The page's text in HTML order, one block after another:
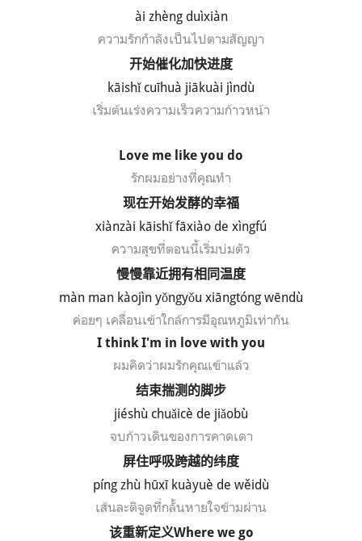
ài zhèng duìxiàn
ความรักกำลังเป็นไปตามสัญญา
开始催化加快进度
kāishǐ cuīhuà jiākuài jìndù
เริ่มต้นเร่งความเร็วความก้าวหน้า
Love me like you do
รักผมอย่างที่คุณทำ
现在开始发酵的幸福
xiànzài kāishǐ fāxiào de xìngfú
ความสุขที่ตอนนี้เริ่มบ่มตัว
慢慢靠近拥有相同温度
màn man kàojìn yǒngyǒu xiāngtóng wēndù
ค่อยๆ เคลื่อนเข้าใกล้การมีอุณหภูมิเท่ากัน
I think I'm in love with you
ผมคิดว่าผมรักคุณเข้าแล้ว
结束揣测的脚步
jiéshù chuǎicè de jiǎobù
จบก้าวเดินของการคาดเดา
屏住呼吸跨越的纬度
píng zhù hūxī kuàyuè de wěidù
เส้นละติจูดที่กลั้นหายใจข้ามผ่าน
该重新定义Where we go